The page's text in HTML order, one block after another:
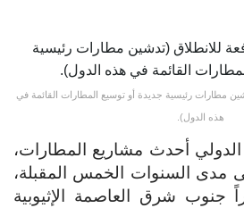
مطارات رئيسية جديدة أو توسيع المطارات القائمة في
هذه الدول).
أحدث مشاريع المطارات،
مدى السنوات الخمس المقبلة،
كيلومتراً جنوب شرق العاصمة الإثيوبية